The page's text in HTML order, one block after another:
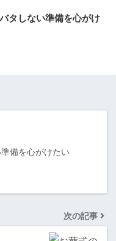
タしない準備を心がけ
備を心がけたい
次の記事